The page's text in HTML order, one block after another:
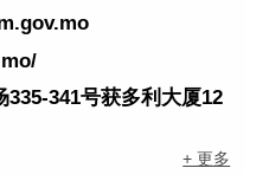
341号获多利大厦12
+ 更多